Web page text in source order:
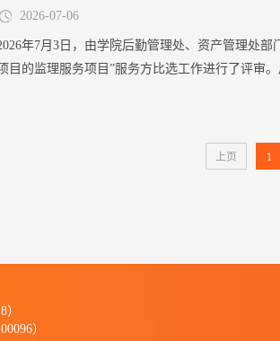
2026-07-06
年7月3日，由学院后勤管理处、资产管理处
目的监理服务项目”服务方比选工作进行了评审
上页 1
）